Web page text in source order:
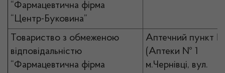
“Фармацевтична фірма
“Центр-Буковина”
Товариство з обмеженою
відповідальністю
“Фармацевтична фірма
Аптечний пункт
(Аптеки № 1
м.Чернівці, вул.